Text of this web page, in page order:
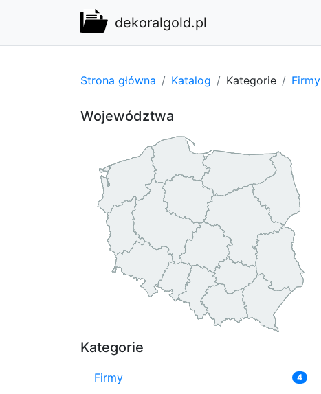
dekoralgold.pl
Strona główna Katalog Kategorie Firmy
Województwa
Kategorie
Firmy 4